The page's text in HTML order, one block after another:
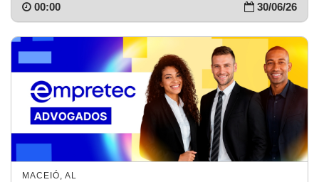
30/06/26
00:00
MACEIÓ, AL